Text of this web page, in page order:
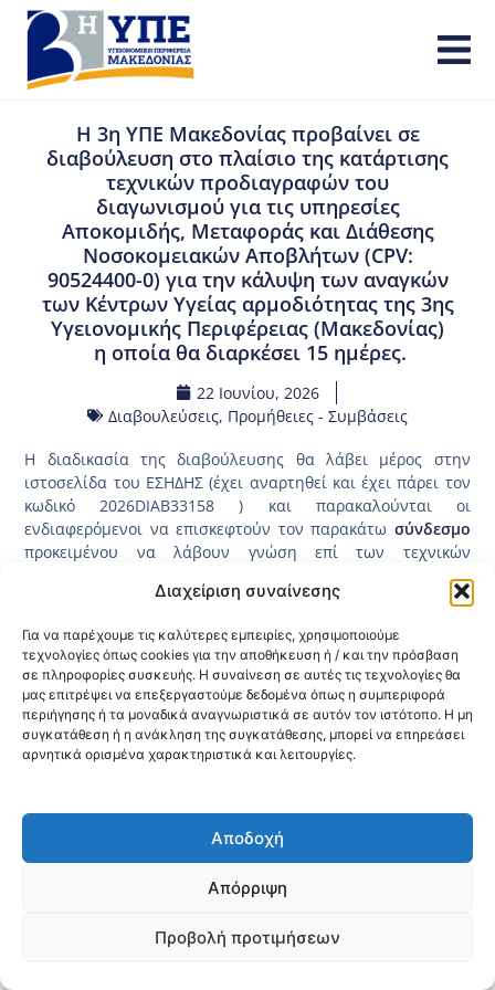
Διαχείριση συναίνεσης
Για να παρέχουμε τις καλύτερες εμπειρίες, χρησιμοποιούμε
τεχνολογίες όπως cookies για την αποθήκευση ή / και την πρόσβαση
σε πληροφορίες συσκευής. Η συναίνεση σε αυτές τις τεχνολογίες θα
μας επιτρέψει να επεξεργαστούμε δεδομένα όπως η συμπεριφορά
περιήγησης ή τα μοναδικά αναγνωριστικά σε αυτόν τον ιστότοπο. Η μη
συγκατάθεση ή η ανάκληση της συγκατάθεσης, μπορεί να επηρεάσει
αρνητικά ορισμένα χαρακτηριστικά και λειτουργίες.
Αποδοχή
Απόρριψη
Προβολή προτιμήσεων
Η 3η ΥΠΕ Μακεδονίας προβαίνει σε
διαβούλευση στο πλαίσιο της κατάρτισης
τεχνικών προδιαγραφών του
διαγωνισμού για τις υπηρεσίες
Αποκομιδής, Μεταφοράς και Διάθεσης
Νοσοκομειακών Αποβλήτων (CPV:
90524400-0) για την κάλυψη των αναγκών
των Κέντρων Υγείας αρμοδιότητας της 3ης
Υγειονομικής Περιφέρειας (Μακεδονίας)
η οποία θα διαρκέσει 15 ημέρες.
22 Ιουνίου, 2026
Διαβουλεύσεις, Προμήθειες - Συμβάσεις
Η διαδικασία της διαβούλευσης θα λάβει μέρος στην
ιστοσελίδα του ΕΣΗΔΗΣ (έχει αναρτηθεί και έχει πάρει τον
κωδικό 2026DIAB33158 ) και παρακαλούνται οι
ενδιαφερόμενοι να επισκεφτούν τον παρακάτω σύνδεσμο
προκειμένου να λάβουν γνώση επί των τεχνικών
Κοινοποίηση:
@2026 3ype.gr All rights reserved
Πολιτική Προστασίας Δεδομένων
Θεσσαλονίκη, ΕλλάδαΤηλ: +30 2311 226 200
email: 3ype@3ype.gr